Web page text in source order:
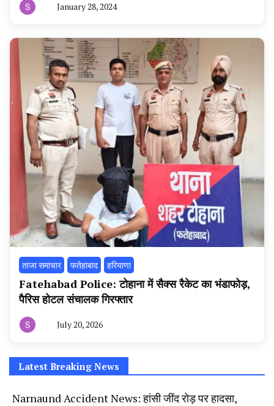
टूडे
January 28, 2024
ताजा समाचार फतेहाबाद हरियाणा
Fatehabad Police: टोहाना में सैक्स रैकेट का भंडाफोड़,
पैरिस होटल संचालक गिरफ्तार
July 20, 2026
Latest Breaking News
Narnaund Accident News: हांसी जींद रोड़ पर हादसा,